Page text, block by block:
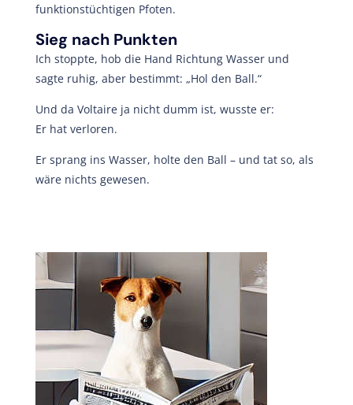
funktionstüchtigen Pfoten.
Sieg nach Punkten
Ich stoppte, hob die Hand Richtung Wasser und
sagte ruhig, aber bestimmt: „Hol den Ball.“
Und da Voltaire ja nicht dumm ist, wusste er:
Er hat verloren.
Er sprang ins Wasser, holte den Ball – und tat so, als
wäre nichts gewesen.